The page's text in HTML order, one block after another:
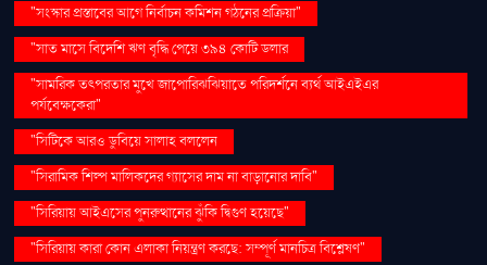
"সংস্কার প্রস্তাবের আগে নির্বাচন কমিশন গঠনের প্রক্রিয়া"
"সাত মাসে বিদেশি ঋণ বৃদ্ধি পেয়ে ৩৯৪ কোটি ডলার
"সামরিক তৎপরতার মুখে জাপোরিঝঝিয়াতে পরিদর্শনে ব্যর্থ আইএইএর
পর্যবেক্ষকেরা"
"সিটিকে আরও ডুবিয়ে সালাহ বললেন
"সিরামিক শিল্প মালিকদের গ্যাসের দাম না বাড়ানোর দাবি"
"সিরিয়ায় আইএসের পুনরুত্থানের ঝুঁকি দ্বিগুণ হয়েছে"
"সিরিয়ায় কারা কোন এলাকা নিয়ন্ত্রণ করছে: সম্পূর্ণ মানচিত্র বিশ্লেষণ"